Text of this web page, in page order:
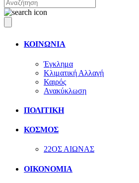
ΚΟΙΝΩΝΙΑ
Έγκλημα
Κλιματική Αλλαγή
Καιρός
Ανακύκλωση
ΠΟΛΙΤΙΚΗ
ΚΟΣΜΟΣ
22ΟΣ ΑΙΩΝΑΣ
ΟΙΚΟΝΟΜΙΑ